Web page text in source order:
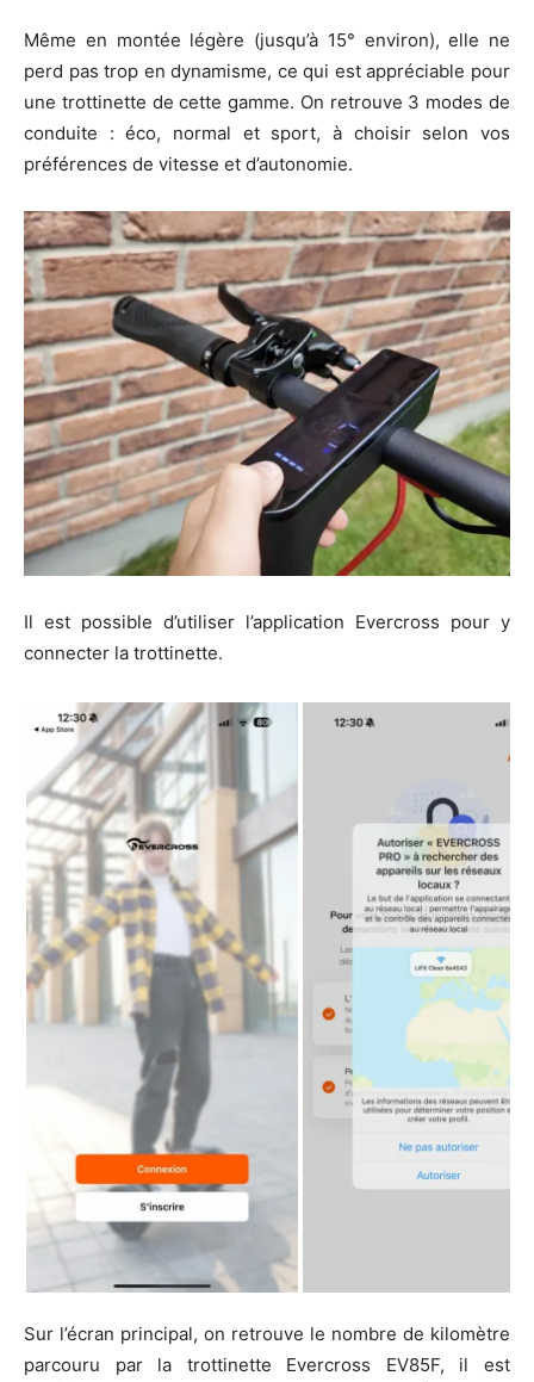
Même en montée légère (jusqu’à 15° environ), elle ne
perd pas trop en dynamisme, ce qui est appréciable pour
une trottinette de cette gamme. On retrouve 3 modes de
conduite : éco, normal et sport, à choisir selon vos
préférences de vitesse et d’autonomie.
Il est possible d’utiliser l’application Evercross pour y
connecter la trottinette.
Sur l’écran principal, on retrouve le nombre de kilomètre
parcouru par la trottinette Evercross EV85F, il est